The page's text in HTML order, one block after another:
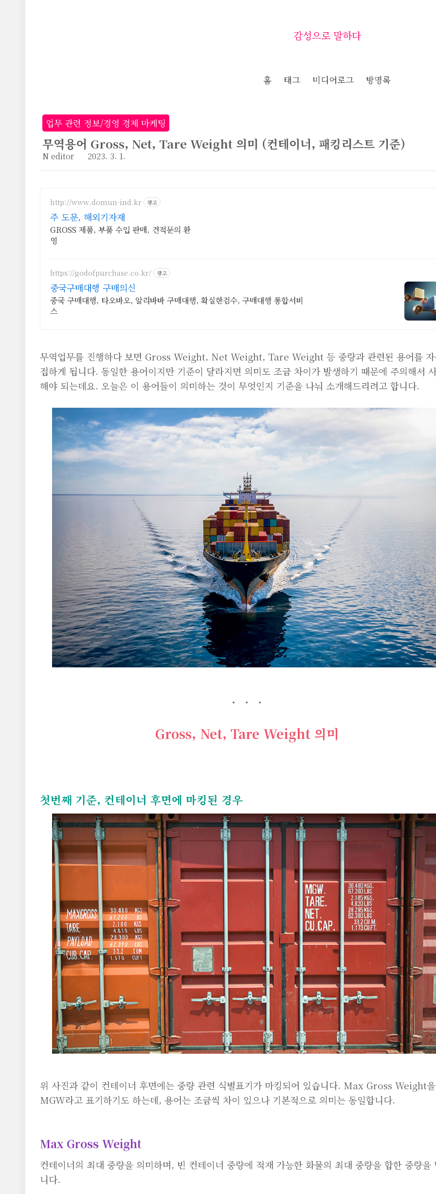
감성으로 말하다
홈 태그 미디어로그 방명록
업무 관련 정보/경영 경제 마케팅
무역용어 Gross, Net, Tare Weight 의미 (컨테이너, 패킹리스트 기준)
N editor 2023. 3. 1.
http://www.domun-ind.kr 광고
주 도문, 해외기자재
GROSS 제품, 부품 수입 판매, 견적문의 환
영
https://godofpurchase.co.kr/ 광고
중국구매대행 구매의신
중국 구매대행, 타오바오, 알리바바 구매대행, 확실한검수, 구매대행 통합서비
스
무역업무를 진행하다 보면 Gross Weight, Net Weight, Tare Weight 등 중량과 관련된 용어를
접하게 됩니다. 동일한 용어이지만 기준이 달라지면 의미도 조금 차이가 발생하기 때문에 주의해서
해야 되는데요. 오늘은 이 용어들이 의미하는 것이 무엇인지 기준을 나눠 소개해드리려고 합니다.
Gross, Net, Tare Weight 의미
첫번째 기준, 컨테이너 후면에 마킹된 경우
위 사진과 같이 컨테이너 후면에는 중량 관련 식별표기가 마킹되어 있습니다. Max Gross Weight을
MGW라고 표기하기도 하는데, 용어는 조금씩 차이 있으나 기본적으로 의미는 동일합니다.
Max Gross Weight
컨테이너의 최대 중량을 의미하며, 빈 컨테이너 중량에 적재 가능한 화물의 최대 중량을 합한 중량을
니다.